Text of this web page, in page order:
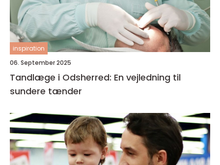
inspiration
06. September 2025
Tandlæge i Odsherred: En vejledning til
sundere tænder